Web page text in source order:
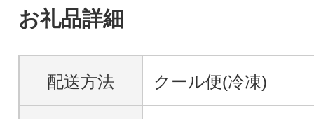
お礼品詳細
配送方法 クール便(冷凍)